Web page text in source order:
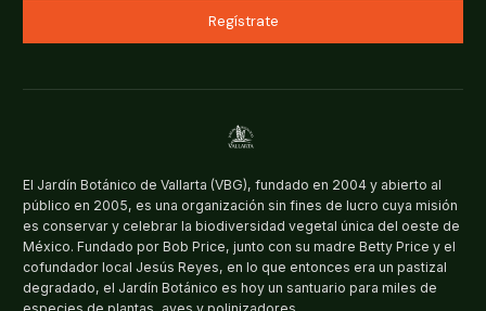
Regístrate
El Jardín Botánico de Vallarta (VBG), fundado en 2004 y abierto al
público en 2005, es una organización sin fines de lucro cuya misión
es conservar y celebrar la biodiversidad vegetal única del oeste de
México. Fundado por Bob Price, junto con su madre Betty Price y el
cofundador local Jesús Reyes, en lo que entonces era un pastizal
degradado, el Jardín Botánico es hoy un santuario para miles de